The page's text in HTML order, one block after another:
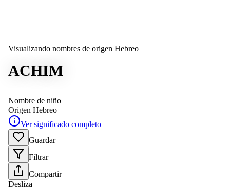
Visualizando nombres de origen Hebreo
ACHIM
Nombre de niño
Origen Hebreo
Ver significado completo
Guardar
Filtrar
Compartir
Desliza